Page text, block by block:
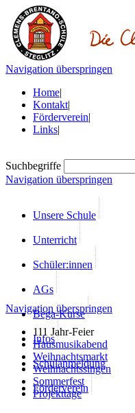
Navigation überspringen
Home|
Kontakt|
Förderverein|
Links|
Suchbegriffe
Navigation überspringen
Unsere Schule
Unterricht
Schüler:innen
AGs
Bega-Kurse
Infos
Schulanmeldung
Förderverein
Navigation überspringen
111 Jahr-Feier
Hausmusikabend
Weihnachtsmarkt
Weihnachtssingen
Sommerfest
Projekttage